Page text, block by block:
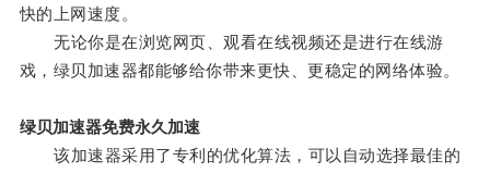
快的上网速度。
无论你是在浏览网页、观看在线视频还是进行在线游
戏，绿贝加速器都能够给你带来更快、更稳定的网络体验。
绿贝加速器免费永久加速
该加速器采用了专利的优化算法，可以自动选择最佳的